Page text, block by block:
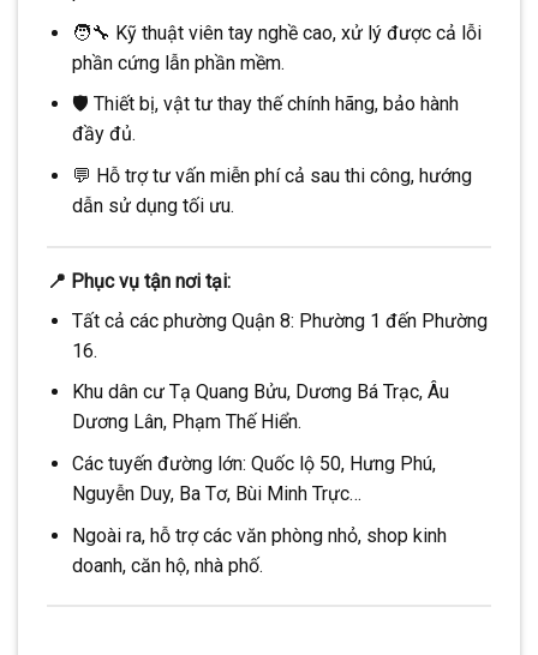
🧑‍🔧 Kỹ thuật viên tay nghề cao, xử lý được cả lỗi
phần cứng lẫn phần mềm.
🛡 Thiết bị, vật tư thay thế chính hãng, bảo hành
đầy đủ.
💬 Hỗ trợ tư vấn miễn phí cả sau thi công, hướng
dẫn sử dụng tối ưu.
📍 Phục vụ tận nơi tại:
Tất cả các phường Quận 8: Phường 1 đến Phường
16.
Khu dân cư Tạ Quang Bửu, Dương Bá Trạc, Âu
Dương Lân, Phạm Thế Hiển.
Các tuyến đường lớn: Quốc lộ 50, Hưng Phú,
Nguyễn Duy, Ba Tơ, Bùi Minh Trực…
Ngoài ra, hỗ trợ các văn phòng nhỏ, shop kinh
doanh, căn hộ, nhà phố.